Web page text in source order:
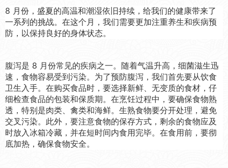
8 月份，盛夏的高温和潮湿依旧持续，给我们的健康带来了
一系列的挑战。在这个月，我们需要更加注重养生和疾病预
防，以保持良好的身体状态。
腹泻是 8 月份常见的疾病之一。随着气温升高，细菌滋生迅
速，食物容易受到污染。为了预防腹泻，我们首先要从饮食
卫生入手。在购买食品时，要选择新鲜、无变质的食材，仔
细检查食品的包装和保质期。在烹饪过程中，要确保食物熟
透，特别是肉类、禽类和海鲜。生熟食物要分开处理，避免
交叉污染。此外，要注意食物的保存方式，剩余的食物应及
时放入冰箱冷藏，并在短时间内食用完毕。在食用前，要彻
底加热，确保食物安全。